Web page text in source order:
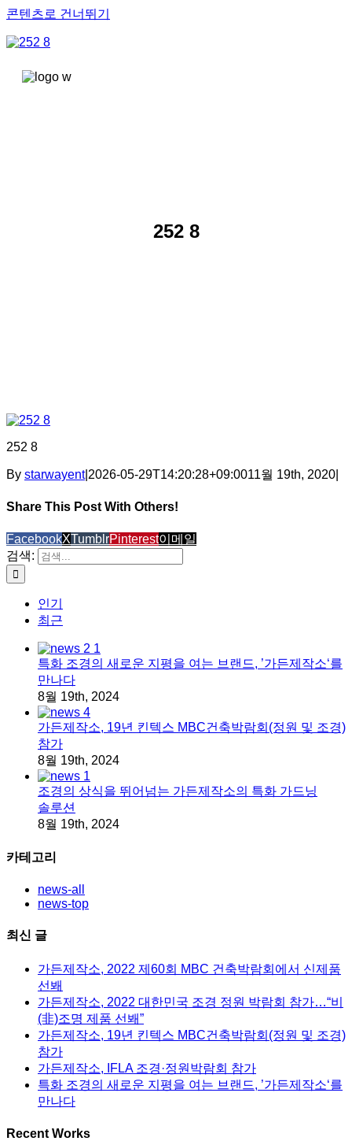
콘텐츠로 건너뛰기
252 8
252 8
By starwayent| 2026-05-29T14:20:28+09:0011월 19th, 2020
Share This Post With Others!
FacebookXTumblrPinterest이메일
검색:
인기
최근
특화 조경의 새로운 지평을 여는 브랜드, ’가든제작소‘를
만나다
8월 19th, 2024
가든제작소, 19년 킨텍스 MBC건축박람회(정원 및 조경)
참가
8월 19th, 2024
조경의 상식을 뛰어넘는 가든제작소의 특화 가드닝
솔루션
8월 19th, 2024
카테고리
news-all
news-top
최신 글
가든제작소, 2022 제60회 MBC 건축박람회에서 신제품
선봬
가든제작소, 2022 대한민국 조경 정원 박람회 참가…“비
(非)조명 제품 선봬”
가든제작소, 19년 킨텍스 MBC건축박람회(정원 및 조경)
참가
가든제작소, IFLA 조경·정원박람회 참가
특화 조경의 새로운 지평을 여는 브랜드, ’가든제작소‘를
만나다
Recent Works